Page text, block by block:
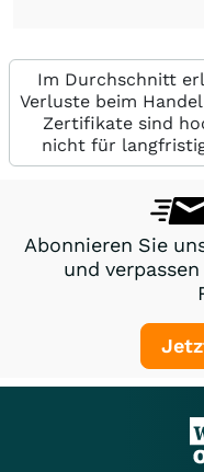
Im Durchschnitt
Verluste beim
Zertifikate sind
nicht für
Abonnieren Sie
und